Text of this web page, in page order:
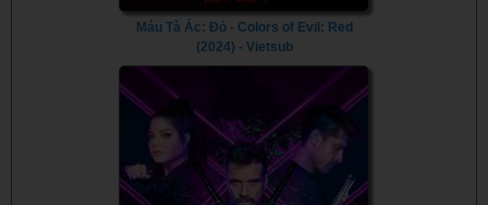
Máu Tà Ác: Đỏ - Colors of Evil: Red
(2024) - Vietsub